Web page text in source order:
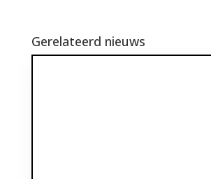
Gerelateerd nieuws